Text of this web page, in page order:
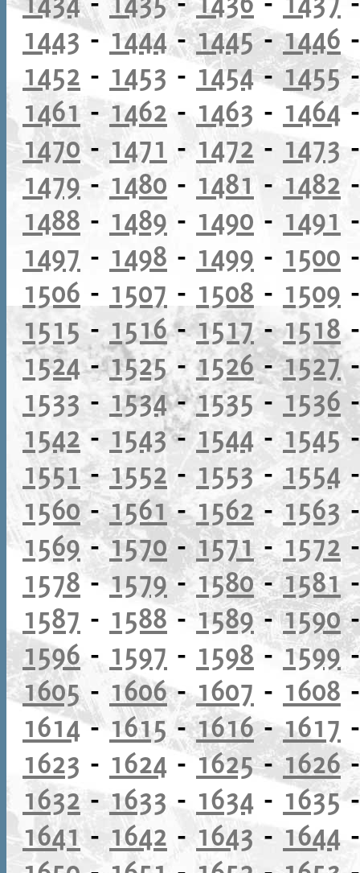
1443- 1444-1445-1446
1452 - 1453 - 1454-1455
1461 -1462 - 1463 - 1464
1470- 1471 - 1472 - 1473
1479 - 1480 - 1481 - 1482
1488 - 1489 - 1490 - 1491
1497 - 1498 - 1499 - 1500
1506 - 1507 - 1508 - 1509
1515- 1516-1517-1518
1524-1525-1526-1527
1533 - 1534-1535 - 1536
1542 - 1543-1544- 1545
1551-1552 - 1553- 1554
1560-1561-1562-1563
1569-1570-1571- 1572
1578-1579- 1580-1581
1587 - 1588 -1589-1590
1596- 1597 - 1598 - 1599
1605- 1606-1607 - 1608
1614- 1615 -1616-1617
1623 - 1624 - 1625-1626
1632-1633 - 1634 - 1635
1641- 1642 - 1643 - 1644